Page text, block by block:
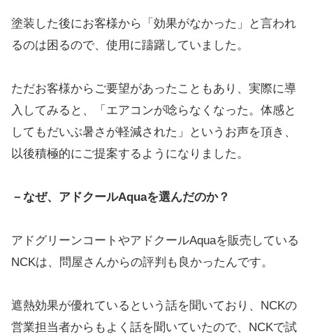
塗装した後にお客様から「効果がなかった」と言われ
るのは困るので、使用に躊躇していました。
ただお客様からご要望があったこともあり、実際に導
入してみると、「エアコンが唸らなくなった。体感と
してもだいぶ暑さが軽減された」というお声を頂き、
以後積極的にご提案するようになりました。
－なぜ、アドクールAquaを選んだのか？
アドグリーンコートやアドクールAquaを販売している
NCKは、問屋さんからの評判も良かったんです。
遮熱効果が優れているという話を聞いており、NCKの
営業担当者からもよく話を聞いていたので、NCKで試